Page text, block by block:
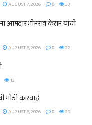
AUGUST 7, 2026 0 33
आमदार भीमराव केराम यांची
AUGUST 6, 2026 0 22
13
मोठी कारवाई
AUGUST 6, 2026 0 29